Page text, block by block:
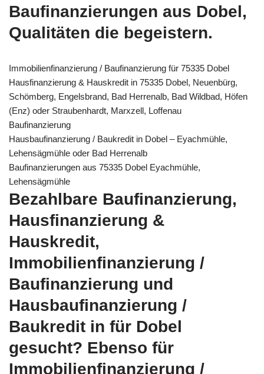
Baufinanzierungen aus Dobel,
Qualitäten die begeistern.
Immobilienfinanzierung / Baufinanzierung für 75335 Dobel
Hausfinanzierung & Hauskredit in 75335 Dobel, Neuenbürg,
Schömberg, Engelsbrand, Bad Herrenalb, Bad Wildbad, Höfen
(Enz) oder Straubenhardt, Marxzell, Loffenau
Baufinanzierung
Hausbaufinanzierung / Baukredit in Dobel – Eyachmühle,
Lehensägmühle oder Bad Herrenalb
Baufinanzierungen aus 75335 Dobel Eyachmühle,
Lehensägmühle
Bezahlbare Baufinanzierung,
Hausfinanzierung &
Hauskredit,
Immobilienfinanzierung /
Baufinanzierung und
Hausbaufinanzierung /
Baukredit in für Dobel
gesucht? Ebenso für
Immobilienfinanzierung /